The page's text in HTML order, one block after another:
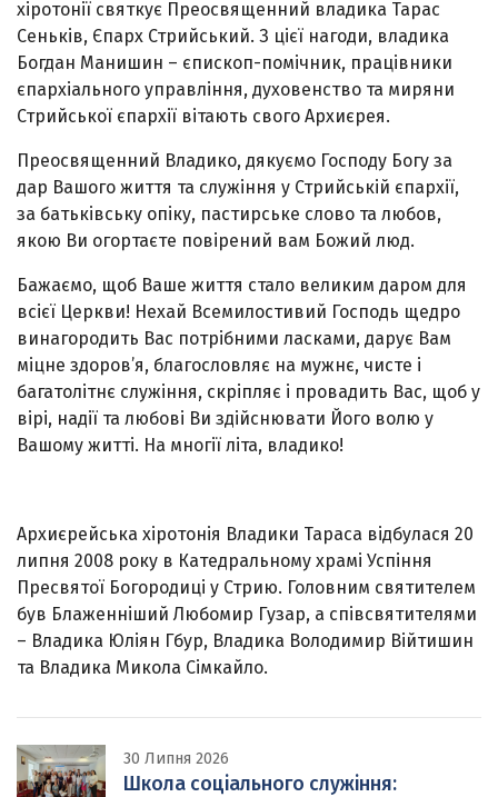
хіротонії святкує Преосвященний владика Тарас
Сеньків, Єпарх Стрийський. З цієї нагоди, владика
Богдан Манишин – єпископ-помічник, працівники
єпархіального управління, духовенство та миряни
Стрийської єпархії вітають свого Архиєрея.
Преосвященний Владико, дякуємо Господу Богу за
дар Вашого життя та служіння у Стрийській єпархії,
за батьківську опіку, пастирське слово та любов,
якою Ви огортаєте повірений вам Божий люд.
Бажаємо, щоб Ваше життя стало великим даром для
всієї Церкви! Нехай Всемилостивий Господь щедро
винагородить Вас потрібними ласками, дарує Вам
міцне здоров’я, благословляє на мужнє, чисте і
багатолітнє служіння, скріпляє і провадить Вас, щоб у
вірі, надії та любові Ви здійснювати Його волю у
Вашому житті. На многії літа, владико!
Архиєрейська хіротонія Владики Тараса відбулася 20
липня 2008 року в Катедральному храмі Успіння
Пресвятої Богородиці у Стрию. Головним святителем
був Блаженніший Любомир Гузар, а співсвятителями
– Владика Юліян Гбур, Владика Володимир Війтишин
та Владика Микола Сімкайло.
30 Липня 2026
Школа соціального служіння: